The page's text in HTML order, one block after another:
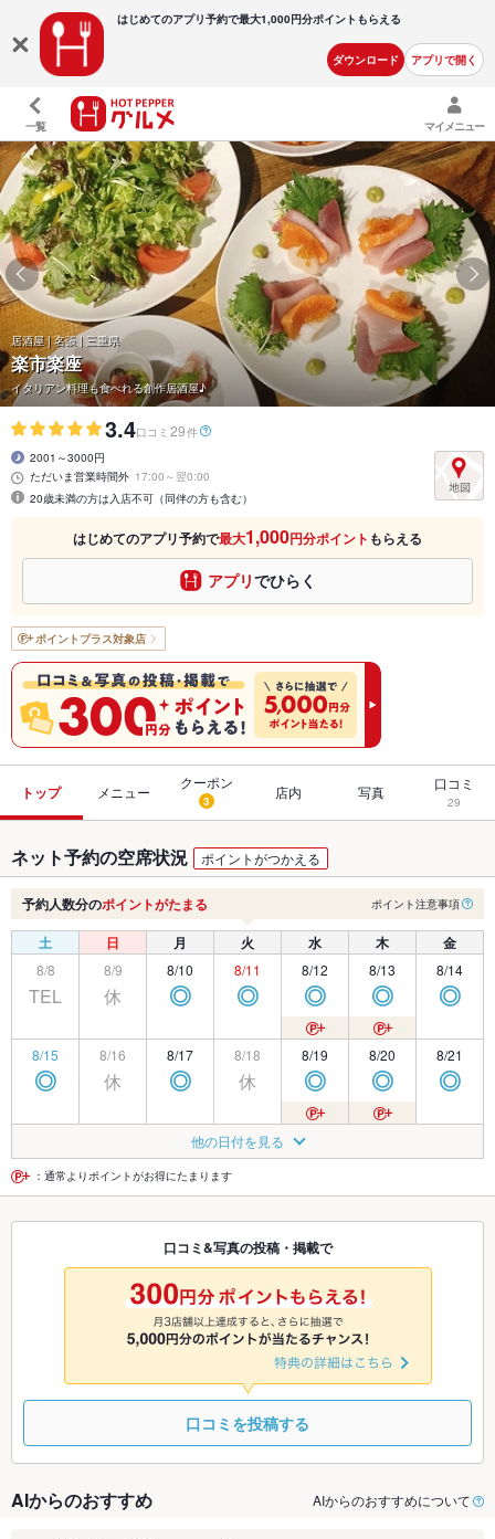
はじめてのアプリ予約で最大1,000円分ポイントもらえる
ダウンロード アプリで開く
一覧 マイメニュー
居酒屋 | 名張 | 三重県
楽市楽座
イタリアン料理も食べれる創作居酒屋♪
3.4口コミ 29件
2001～3000円
ただいま営業時間外 17:00～翌0:00
20歳未満の方は入店不可（同伴の方も含む）
はじめてのアプリ予約で最大1,000円分ポイント もらえる
アプリでひらく
ポイントプラス対象店
トップ メニュー
クーポン
3 店内 写真 口コミ
29
ネット予約の空席状況 ポイントがつかえる
予約人数分のポイントがたまる ポイント注意事項
土 日 月 火 水 木 金
8/8
TEL
8/9
休
8/10
◎
8/11
◎
8/12
◎
8/13
◎
8/14
◎
8/15
◎
8/16
休
8/17
◎
8/18
休
8/19
◎
8/20
◎
8/21
◎
◎ 休
8/24
◎
8/25
休
8/26
◎ ◎ ◎
8/29 8/30 8/31
◎
9/1
◎
9/2
◎
9/3 9/4
9/7
◎
9/8
◎
9/9
◎
9/10
他の日付を見る
：通常よりポイントがお得にたまります
口コミ&写真の投稿・掲載で
口コミを投稿する
AIからのおすすめ AIからのおすすめについて